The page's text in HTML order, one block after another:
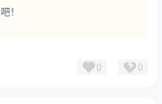
！
0 0